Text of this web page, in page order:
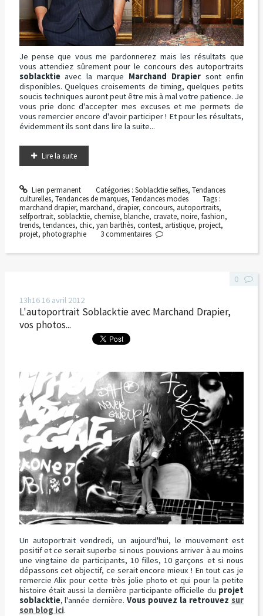
Je pense que vous me pardonnerez mais les résultats que
vous attendiez sûrement pour le concours des autoportraits
soblacktieavec la marque Marchand Drapiersont enfin
disponibles. Quelques croisements de timing, quelques petits
soucis techniques auront peut être mis à mal votre patience. Je
vous prie donc d'accepter mes excuses et me permets de
vous remercier encore d'avoir participer ! Et pour les résultats,
évidemment ils sont dans lire la suite...
Lire la suite
Lien permanent Catégories : Soblacktie selfies, Tendances
culturelles, Tendances de marques, Tendances modes
Tags :
marchand drapier, marchand, drapier, concours, autoportraits,
selfportrait, soblacktie, chemise, blanche, cravate, noire, fashion,
trends, tendances, chic, yan barthès, contest, artistique, project,
projet, photographie 3commentaires
13h1616 avril 2012
L'autoportrait Soblacktie avec Marchand Drapier,
vos photos...
Un autoportrait vendredi, un aujourd'hui, le mouvement est
positif et ce serait superbe si nous pouvions arriver à au moins
une vingtaine de participants, 10 filles, 10 garçons et si nous
dépassons cet objectif, ce serait encore mieux ! En tout cas je
remercie Alix pour cette très jolie photo et qui pour la petite
histoire était aussi la dernière participante officielle du projet
soblacktie, l'année dernière.Vous pouvez la retrouvez sur
son blog ici.
0